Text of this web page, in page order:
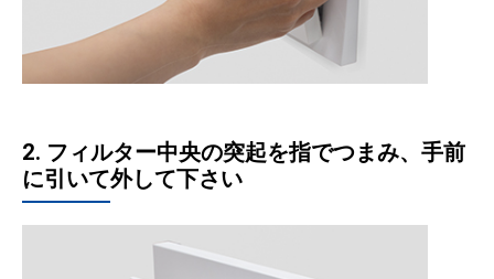
2. フィルター中央の突起を指でつまみ、手前
に引いて外して下さい